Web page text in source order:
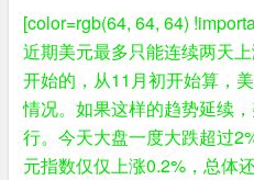
[color=rgb(64, 64, 64)
近期美元最多只能连续两天
开始的，从11月初开始算，
情况。如果这样的趋势延续
行。今天大盘一度大跌超过
元指数仅仅上涨0.2%，总体